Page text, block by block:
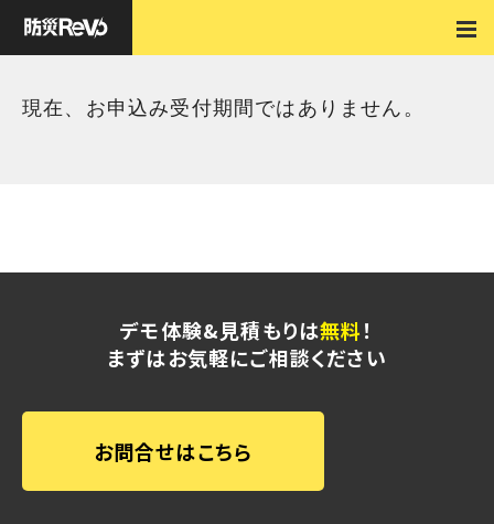
現在、お申込み受付期間ではありません。
デモ体験&見積もりは無料！
まずはお気軽にご相談ください
お問合せはこちら